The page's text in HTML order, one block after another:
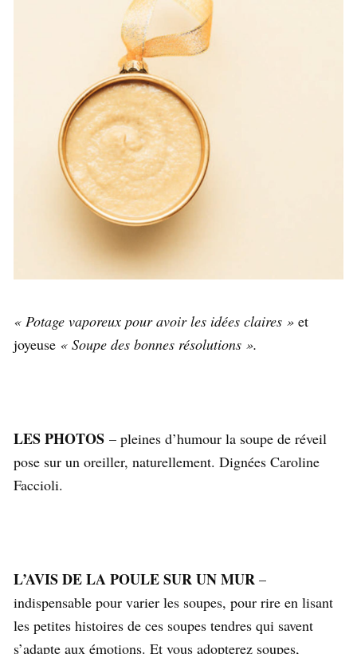
« Potage vaporeux pour avoir les idées claires » et
joyeuse « Soupe des bonnes résolutions ».
LES PHOTOS – pleines d’humour la soupe de réveil
pose sur un oreiller, naturellement. Dignées Caroline
Faccioli.
L’AVIS DE LA POULE SUR UN MUR –
indispensable pour varier les soupes, pour rire en lisant
les petites histoires de ces soupes tendres qui savent
s’adapte aux émotions. Et vous adopterez soupes,